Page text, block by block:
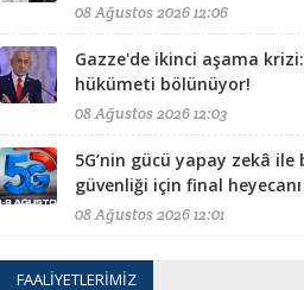
08 Ağustos 2026 12:06
Gazze'de ikinci aşama
hükümeti bölünüyor!
08 Ağustos 2026 12:03
5G’nin gücü yapay zekâ ile
güvenliği için final heyecanı
08 Ağustos 2026 12:01
FAALİYETLERİMİZ